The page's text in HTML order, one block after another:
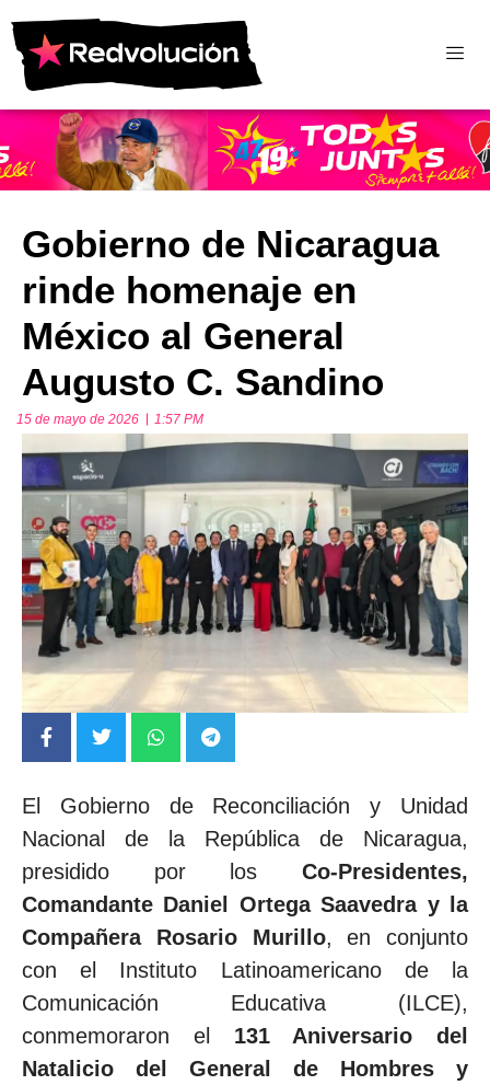
Gobierno de Nicaragua
rinde homenaje en
México al General
Augusto C. Sandino
15 de mayo de 2026 1:57 PM
El Gobierno de Reconciliación y Unidad
Nacional de la República de Nicaragua,
presidido por los Co-Presidentes,
Comandante Daniel Ortega Saavedra y la
Compañera Rosario Murillo, en conjunto
con el Instituto Latinoamericano de la
Comunicación Educativa (ILCE),
conmemoraron el 131 Aniversario del
Natalicio del General de Hombres y